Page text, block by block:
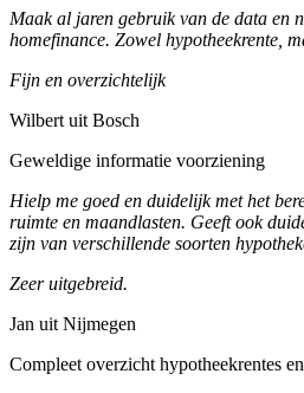
Maak al jaren gebruik van de data en
homefinance. Zowel hypotheekrente,
Fijn en overzichtelijk
Wilbert uit Bosch
Geweldige informatie voorziening
Hielp me goed en duidelijk met het
ruimte en maandlasten. Geeft ook
zijn van verschillende soorten
Zeer uitgebreid.
Jan uit Nijmegen
Compleet overzicht hypotheekrentes